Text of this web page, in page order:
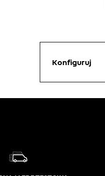
Konfiguruj